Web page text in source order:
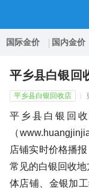
国际金价 国内金价
平乡县白银回
平乡县白银回收店
平乡县白银回
（
店铺实时价格播
常见的白银回收
体店铺、金银加